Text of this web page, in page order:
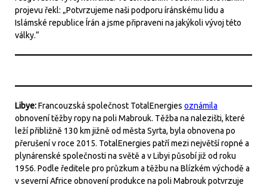
projevu řekl: „Potvrzujeme naši podporu íránskému lidu a
Islámské republice Írán a jsme připraveni na jakýkoli vývoj této
války.“
Libye:Francouzská společnost TotalEnergies oznámila
obnovení těžby ropy na poli Mabrouk. Těžba na nalezišti, které
leží přibližně 130 km jižně od města Syrta, byla obnovena po
přerušení v roce 2015. TotalEnergies patří mezi největší ropné a
plynárenské společnosti na světě a v Libyi působí již od roku
1956. Podle ředitele pro průzkum a těžbu na Blízkém východě a
v severní Africe obnovení produkce na poli Mabrouk potvrzuje